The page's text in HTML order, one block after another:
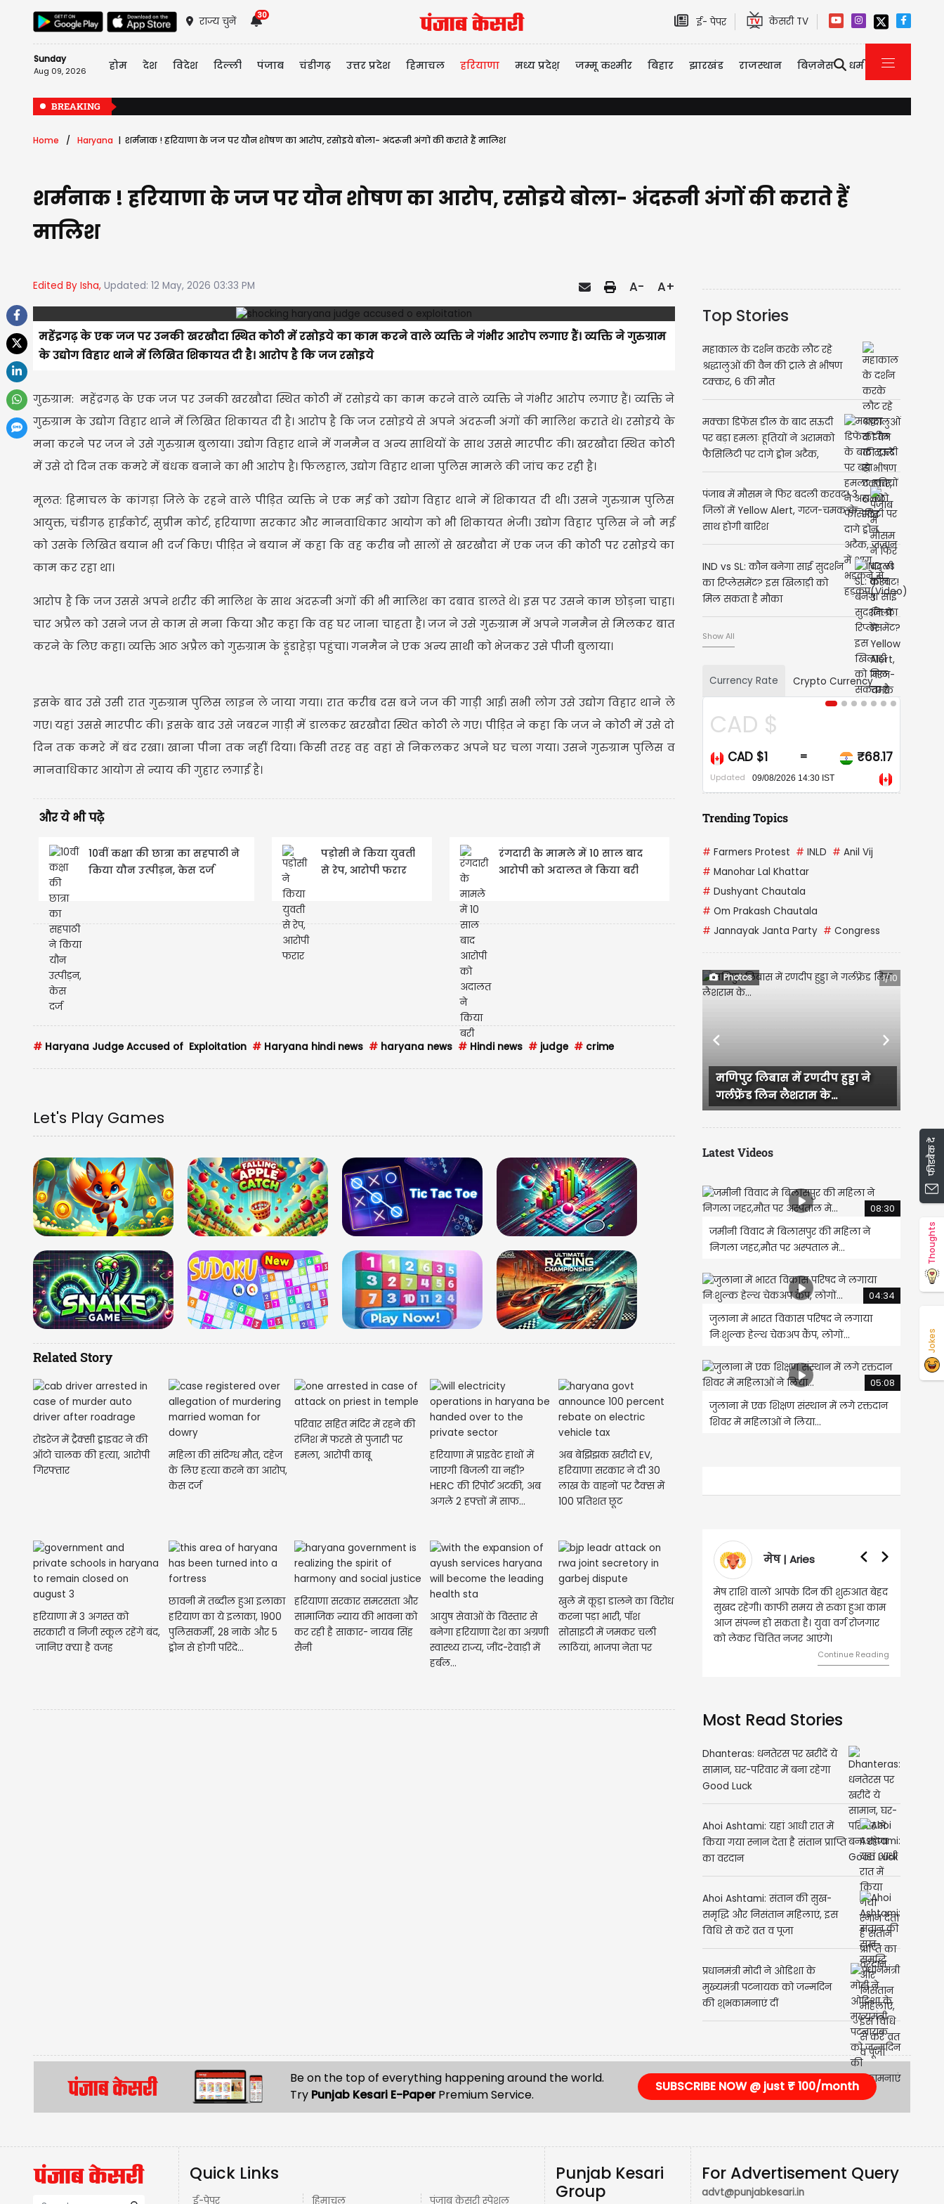
राज्य चुनें
30
ई- पेपर केसरी TV
Sunday
Aug 09, 2026 होम देश विदेश दिल्ली पंजाब चंडीगढ़ उत्तर प्रदेश हिमाचल हरियाणा मध्य प्रदेश़ जम्मू कश्मीर बिहार झारखंड राजस्थान बिज़नेस धर्म
BREAKING
Home Haryana शर्मनाक ! हरियाणा के जज पर यौन शोषण का आरोप, रसोइये बोला- अंदरूनी अंगों की कराते हैं मालिश
शर्मनाक ! हरियाणा के जज पर यौन शोषण का आरोप, रसोइये बोला- अंदरूनी अंगों की कराते हैं
मालिश
Edited By Isha, Updated: 12 May, 2026 03:33 PM A- A+
महेंद्रगढ़ के एक जज पर उनकी खरखौदा स्थित कोठी में रसोइये का काम करने वाले व्यक्ति ने गंभीर आरोप लगाए हैं। व्यक्ति ने गुरुग्राम
के उद्योग विहार थाने में लिखित शिकायत दी है। आरोप है कि जज रसोइये
गुरुग्राम: महेंद्रगढ़ के एक जज पर उनकी खरखौदा स्थित कोठी में रसोइये का काम करने वाले व्यक्ति ने गंभीर आरोप लगाए हैं। व्यक्ति ने
गुरुग्राम के उद्योग विहार थाने में लिखित शिकायत दी है। आरोप है कि जज रसोइये से अपने अंदरूनी अंगों की मालिश कराते थे। रसोइये के
मना करने पर जज ने उसे गुरुग्राम बुलाया। उद्योग विहार थाने में गनमैन व अन्य साथियों के साथ उससे मारपीट की। खरखौदा स्थित कोठी
में उसे दो दिन तक कमरे में बंधक बनाने का भी आरोप है। फिलहाल, उद्योग विहार थाना पुलिस मामले की जांच कर रही है।
मूलत: हिमाचल के कांगड़ा जिले के रहने वाले पीड़ित व्यक्ति ने एक मई को उद्योग विहार थाने में शिकायत दी थी। उसने गुरुग्राम पुलिस
आयुक्त, चंडीगढ़ हाईकोर्ट, सुप्रीम कोर्ट, हरियाणा सरकार और मानवाधिकार आयोग को भी शिकायत भेजी। उद्योग विहार पुलिस ने नौ मई
को उसके लिखित बयान भी दर्ज किए। पीड़ित ने बयान में कहा कि वह करीब नौ सालों से खरखौदा में एक जज की कोठी पर रसोइये का
काम कर रहा था।
आरोप है कि जज उससे अपने शरीर की मालिश के साथ अंदरूनी अंगों की भी मालिश का दबाव डालते थे। इस पर उसने काम छोड़ना चाहा।
चार अप्रैल को उसने जज से काम से मना किया और कहा कि वह घर जाना चाहता है। जज ने उसे गुरुग्राम में अपने गनमैन से मिलकर बात
करने के लिए कहा। व्यक्ति आठ अप्रैल को गुरुग्राम के डूंडाहेड़ा पहुंचा। गनमैन ने एक अन्य साथी को भेजकर उसे पीजी बुलाया।
इसके बाद उसे उसी रात गुरुग्राम पुलिस लाइन ले जाया गया। रात करीब दस बजे जज की गाड़ी आई। सभी लोग उसे उद्योग विहार थाने ले
गए। यहां उससे मारपीट की। इसके बाद उसे जबरन गाड़ी में डालकर खरखौदा स्थित कोठी ले गए। पीड़ित ने कहा कि जज ने कोठी में उसे दो
दिन तक कमरे में बंद रखा। खाना पीना तक नहीं दिया। किसी तरह वह वहां से निकलकर अपने घर चला गया। उसने गुरुग्राम पुलिस व
मानवाधिकार आयोग से न्याय की गुहार लगाई है।
और ये भी पढ़े
10वीं कक्षा की छात्रा का सहपाठी ने
किया यौन उत्पीड़न, केस दर्ज
पड़ोसी ने किया युवती
से रेप, आरोपी फरार
रंगदारी के मामले में 10 साल बाद
आरोपी को अदालत ने किया बरी
# Haryana Judge Accused of Exploitation # Haryana hindi news # haryana news # Hindi news # judge # crime
Let's Play Games
Related Story
रोडरेज में ट्रैक्सी ड्राइवर ने की
ऑटो चालक की हत्या, आरोपी
गिरफ्तार
महिला की संदिग्ध मौत, दहेज
के लिए हत्या करने का आरोप,
केस दर्ज
परिवार सहित मंदिर में रहने की
रंजिश में फरसे से पुजारी पर
हमला, आरोपी काबू
हरियाणा में प्राइवेट हाथों में
जाएगी बिजली या नहीं?
HERC की रिपोर्ट अटकी, अब
अगले 2 हफ्तों में साफ...
अब बेझिझक खरीदो EV,
हरियाणा सरकार ने दी 30
लाख के वाहनों पर टैक्स में
100 प्रतिशत छूट
हरियाणा में 3 अगस्त को
सरकारी व निजी स्कूल रहेंगे बंद,
जानिए क्या है वजह
छावनी में तब्दील हुआ इलाका
हरियाण का ये इलाका, 1900
पुलिसकर्मी, 28 नाके और 5
ड्रोन से होगी परिंदे...
हरियाणा सरकार समरसता और
सामाजिक न्याय की भावना को
कर रही है साकार- नायब सिंह
सैनी
आयुष सेवाओं के विस्तार से
बनेगा हरियाणा देश का अग्रणी
स्वास्थ्य राज्य, जींद-रेवाड़ी में
हर्बल...
खुले में कूड़ा डालने का विरोध
करना पड़ा भारी, पॉश
सोसाइटी में जमकर चली
लाठियां, भाजपा नेता पर
Top Stories
महाकाल के दर्शन करके लौट रहे
श्रद्धालुओं की वैन की ट्राले से भीषण
टक्कर, 6 की मौत
मक्का डिफेंस डील के बाद सऊदी
पर बड़ा हमलाः हूतियों ने अरामको
फैसिलिटी पर दागे ड्रोन अटैक,
जजान में आग भड़कने से
हड़कंप(Video)
पंजाब में मौसम ने फिर बदली करवट! 3
जिलों में Yellow Alert, गरज-चमक के
साथ होगी बारिश
IND vs SL: कौन बनेगा साई सुदर्शन
का रिप्लेसमेंट? इस खिलाड़ी को
मिल सकता है मौका
Show All
Currency Rate Crypto Currency
CAD $
CAD $1 ₹68.17
09/08/2026 14:30 IST
USD $1 =
Updated 09/08/2026 14:30 IST
Trending Topics
# Farmers Protest # INLD # Anil Vij
# Manohar Lal Khattar
# Dushyant Chautala
# Om Prakash Chautala
# Jannayak Janta Party # Congress
Photos 1/10
मणिपुर लिबास में रणदीप हुड्डा ने
गर्लफ्रेंड लिन लैशराम के...
राजस्थान में हुई भव्य
IAS परी की सगाई, दादी और...
Previous Next
Latest Videos
08:30
जमीनी विवाद मे बिलासपुर की महिला ने
निगला जहर,मौत पर अस्पताल मे...
04:34
जुलाना में भारत विकास परिषद ने लगाया
निःशुल्क हेल्थ चेकअप कैंप, लोगों...
05:08
जुलाना में एक शिक्षण संस्थान में लगे रक्तदान
शिवर में महिलाओं ने लिया...
मेष | Aries
मेष राशि वालों आपके दिन की शुरुआत बेहद
सुखद रहेगी। काफी समय से रुका हुआ काम
आज संपन्न हो सकता है। युवा वर्ग रोजगार
को लेकर चिंतित नजर आएंगे।
वृषभ | Taurus
वृष राशि वालों आज घर की सुख
संबंधी चीजों पर खर्च हो सकता है।
स्थिति बिगड़ सकती है। सोच
का निवेश करें।
Most Read Stories
Dhanteras: धनतेरस पर खरीदें ये
सामान, घर-परिवार में बना रहेगा
Good Luck
Ahoi Ashtami: यहां आधी रात में
किया गया स्नान देता है संतान प्राप्ति
का वरदान
Ahoi Ashtami: संतान की सुख-
समृद्धि और निसंतान महिलाएं, इस
विधि से करें व्रत व पूजा
प्रधानमंत्री मोदी ने ओडिशा के
मुख्यमंत्री पटनायक को जन्मदिन
की शुभकामनाएं दीं
Be on the top of everything happening around the world.
Try Punjab Kesari E-PaperPremium Service.
SUBSCRIBE NOW @ just ₹ 100/month
Quick Links
ई-पेपर हिमाचल पंजाब केसरी स्पेशल
Punjab Kesari
Group
For Advertisement Query
advt@punjabkesari.in
फीडबैक दें
Thoughts
Jokes